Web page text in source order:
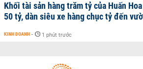
Khối tài sản hàng trăm tỷ của Huấn
50 tỷ, dàn siêu xe hàng chục tỷ đến
KINH DOANH - 1 phút trước